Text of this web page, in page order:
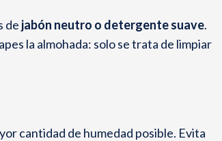
de jabón neutro o detergente suave.
la almohada: solo se trata de limpiar
cantidad de humedad posible. Evita